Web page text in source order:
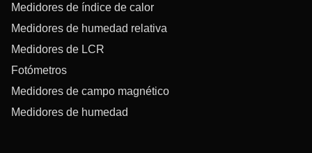
Medidores de índice de calor
Medidores de humedad relativa
Medidores de LCR
Fotómetros
Medidores de campo magnético
Medidores de humedad